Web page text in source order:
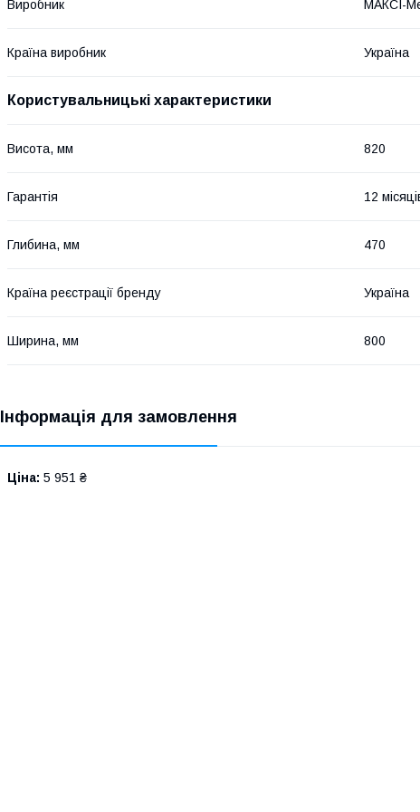
Виробник МАКСІ-
Країна виробник Україна
Користувальницькі характеристики
Висота, мм 820
Гарантія 12
Глибина, мм 470
Країна реєстрації бренду Україна
Ширина, мм 800
Інформація для замовлення
Ціна: 5 951 ₴